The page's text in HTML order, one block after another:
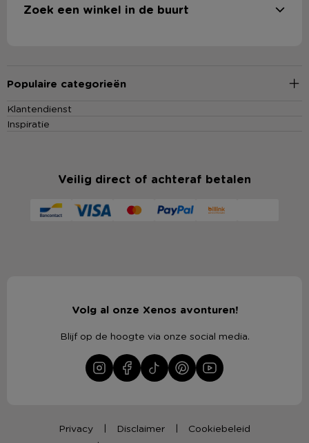
Zoek een winkel in de buurt
Populaire categorieën
Klantendienst
Inspiratie
Veilig direct of achteraf betalen
Volg al onze Xenos avonturen!
Blijf op de hoogte via onze social media.
Privacy Disclaimer
Cookiebeleid